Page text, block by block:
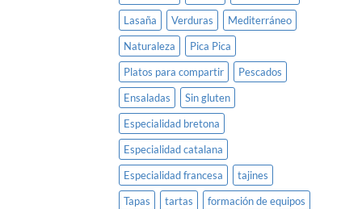
Lasaña
Verduras
Mediterráneo
Naturaleza
Pica Pica
Platos para compartir
Pescados
Ensaladas
Sin gluten
Especialidad bretona
Especialidad catalana
Especialidad francesa
tajines
Tapas
tartas
formación de equipos